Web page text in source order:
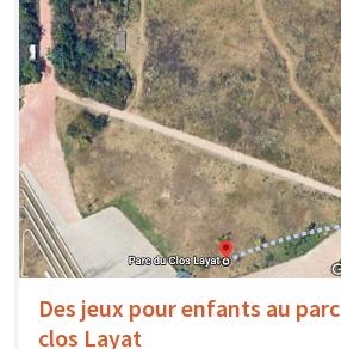
Des jeux pour enfants au parc
clos Layat